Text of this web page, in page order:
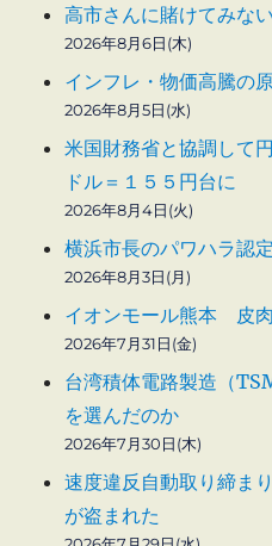
高市さんに賭けてみな
2026年8月6日(木)
インフレ・物価高騰の
2026年8月5日(水)
米国財務省と協調し
ドル＝１５５円台に
2026年8月4日(火)
横浜市長のパワハラ認定
2026年8月3日(月)
イオンモール熊本 皮
2026年7月31日(金)
台湾積体電路製造（
を選んだのか
2026年7月30日(木)
速度違反自動取り締ま
が盗まれた